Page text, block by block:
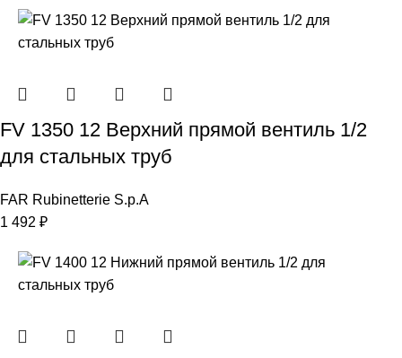
FV 1350 12 Верхний прямой вентиль 1/2
для стальных труб
FAR Rubinetterie S.p.A
1 492 ₽